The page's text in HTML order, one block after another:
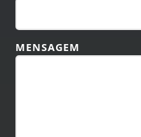
MENSAGEM